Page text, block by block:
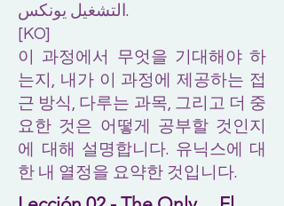
التشغيل يونكس.
[KO]
이 과정에서 무엇을 기대해야 하
는지, 내가 이 과정에 제공하는 접
근 방식, 다루는 과목, 그리고 더 중
요한 것은 어떻게 공부할 것인지
에 대해 설명합니다. 유닉스에 대
한 내 열정을 요약한 것입니다.